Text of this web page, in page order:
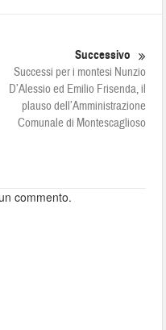
Successivo
Successi per i montesi Nunzio
D’Alessio ed Emilio Frisenda, il
plauso dell’Amministrazione
Comunale di Montescaglioso
commento.